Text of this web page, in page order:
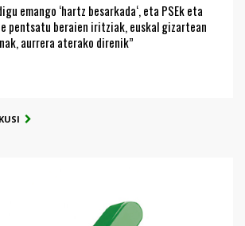
emango ‘hartz besarkada‘, eta PSEk eta
pentsatu beraien iritziak, euskal gizartean
aurrera aterako direnik”